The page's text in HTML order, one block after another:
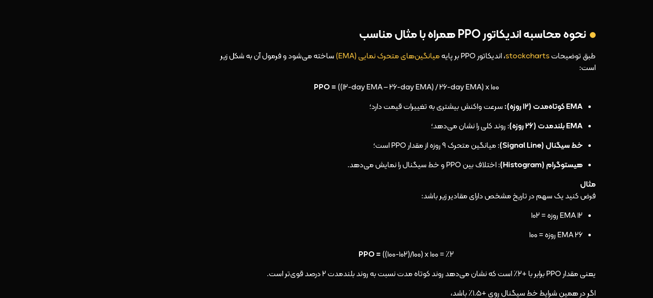
نحوه محاسبه اندیکاتور PPO همراه با مثال مناسب
طبق توضیحاتstockcharts، اندیکاتور PPO بر پایه میانگین‌های متحرک نمایی (EMA)
ساخته می‌شود و فرمول آن به شکل زیر
است:
PPO = ((۱۲-day EMA – ۲۶-day EMA) / ۲۶-day EMA) x ۱۰۰
EMA کوتاه‌مدت (۱۲ روزه):
سرعت واکنش بیشتری به تغییرات قیمت دارد؛
EMA بلندمدت (۲۶ روزه)
: روند کلی را نشان می‌دهد؛
خط سیگنال (Signal Line)
: میانگین متحرک ۹ روزه از مقدار PPO است؛
هیستوگرام (Histogram)
: اختلاف بین PPO و خط سیگنال را نمایش می‌دهد.
مثال
فرض کنید یک سهم در تاریخ مشخص دارای مقادیر زیر باشد:
EMA‌ ۱۲ روزه = ۱۰۲
EMA‌ ۲۶ روزه = ۱۰۰
PPO = ((۱۰۰-۱۰۲)/۱۰۰) x ۱۰۰ = ٪۲
یعنی مقدار PPO برابر با +۲٪ است که نشان می‌دهد روند کوتاه‌ مدت نسبت به روند بلندمدت ۲ درصد قوی‌تر است.
اگر در همین شرایط خط سیگنال روی +۱.۵٪ باشد،